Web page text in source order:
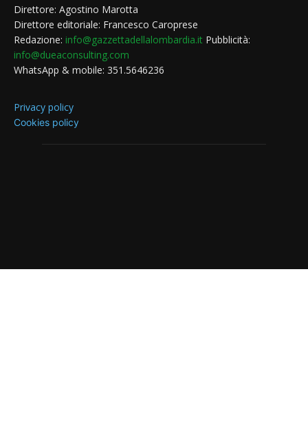
Direttore: Agostino Marotta
Direttore editoriale: Francesco Caroprese
Redazione: info@gazzettadellalombardia.it Pubblicità:
info@dueaconsulting.com
WhatsApp & mobile: 351.5646236
Privacy policy
Cookies policy